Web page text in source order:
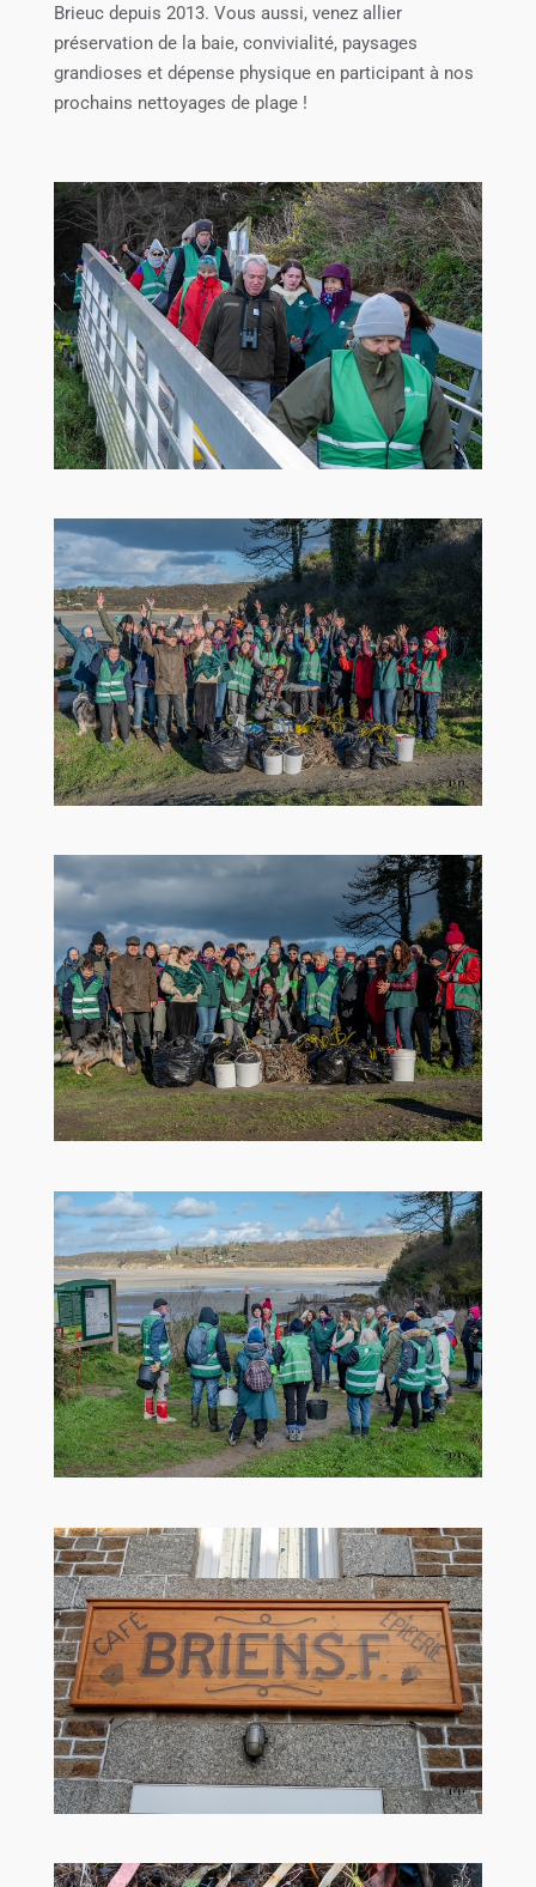
Brieuc depuis 2013. Vous aussi, venez allier
préservation de la baie, convivialité, paysages
grandioses et dépense physique en participant à nos
prochains nettoyages de plage !